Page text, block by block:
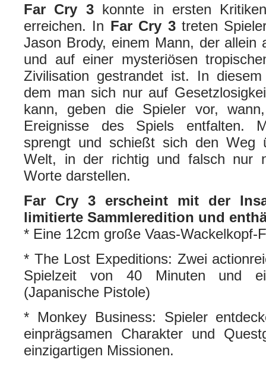
Far Cry 3konnte in ersten
erreichen. In Far Cry 3treten
Jason Brody, einem Mann, der allein
und auf einer mysteriösen
Zivilisation gestrandet ist. In
dem man sich nur auf
kann, geben die Spieler vor,
Ereignisse des Spiels entfalten.
sprengt und schießt sich den Weg
Welt, in der richtig und falsch nur
Worte darstellen.
Far Cry 3 erscheint mit der
limitierte Sammleredition und
* Eine 12cm große Vaas-Wackelkopf-
* The Lost Expeditions: Zwei
Spielzeit von 40 Minuten und
(Japanische Pistole)
* Monkey Business: Spieler
einprägsamen Charakter und
einzigartigen Missionen.